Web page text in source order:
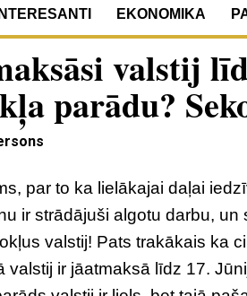
INTERESANTI EKONOMIKA
valstij
parādu?
par to ka lielākajai daļai
ir strādājuši algotu darbu,
valstij! Pats trakākais ka
valstij ir jāatmaksā līdz 17.